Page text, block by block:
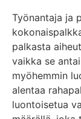
Työnantaja ja
palkasta
vaikka se
myöhemmin
alentaa
luontoisetua